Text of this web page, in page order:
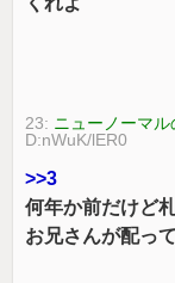
23: ニューノーマ
D:nWuK/lER0
>>3
何年か前だけど
お兄さんが配っ